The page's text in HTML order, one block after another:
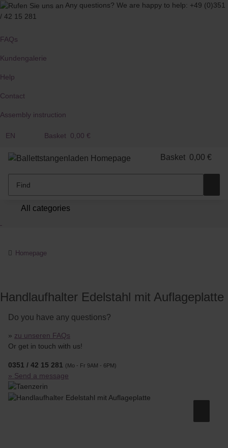
Any questions? We are happy to help: +49 (0)351
/ 42 15 281
FAQs
Kundengalerie
Help
Contact
Assembly instruction
EN Basket 0,00 €
Basket 0,00 €
All categories
Homepage
Handlaufhalter Edelstahl mit Auflageplatte
Do you have any questions?
» zu unseren FAQs
Or get in touch with us!
0351 / 42 15 281 (Mo - Fr 9AM - 6PM)
» Send a message